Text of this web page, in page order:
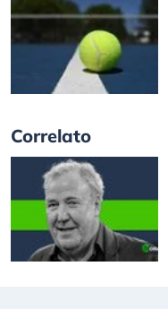
Correlato